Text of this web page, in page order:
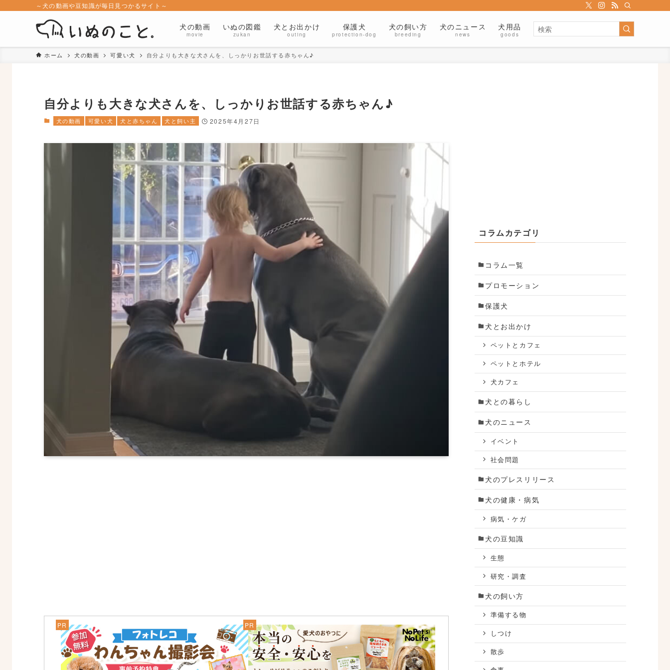
～犬の動画や豆知識が毎日見つかるサイト～
犬の動画
movie
いぬの図鑑
zukan
犬とお出かけ
outing
保護犬
protection-dog
犬の飼い方
breeding
犬のニュース
news
犬用品
goods
ホーム 犬の動画 可愛い犬 自分よりも大きな犬さんを、しっかりお世話する赤ちゃん♪
自分よりも大きな犬さんを、しっかりお世話する赤ちゃん♪
犬の動画 可愛い犬 犬と赤ちゃん 犬と飼い主 2025年4月27日
コラムカテゴリ
コラム一覧
プロモーション
保護犬
犬とお出かけ
ペットとカフェ
ペットとホテル
犬カフェ
犬との暮らし
犬のニュース
イベント
社会問題
犬のプレスリリース
犬の健康・病気
病気・ケガ
犬の豆知識
生態
研究・調査
犬の飼い方
準備する物
しつけ
散歩